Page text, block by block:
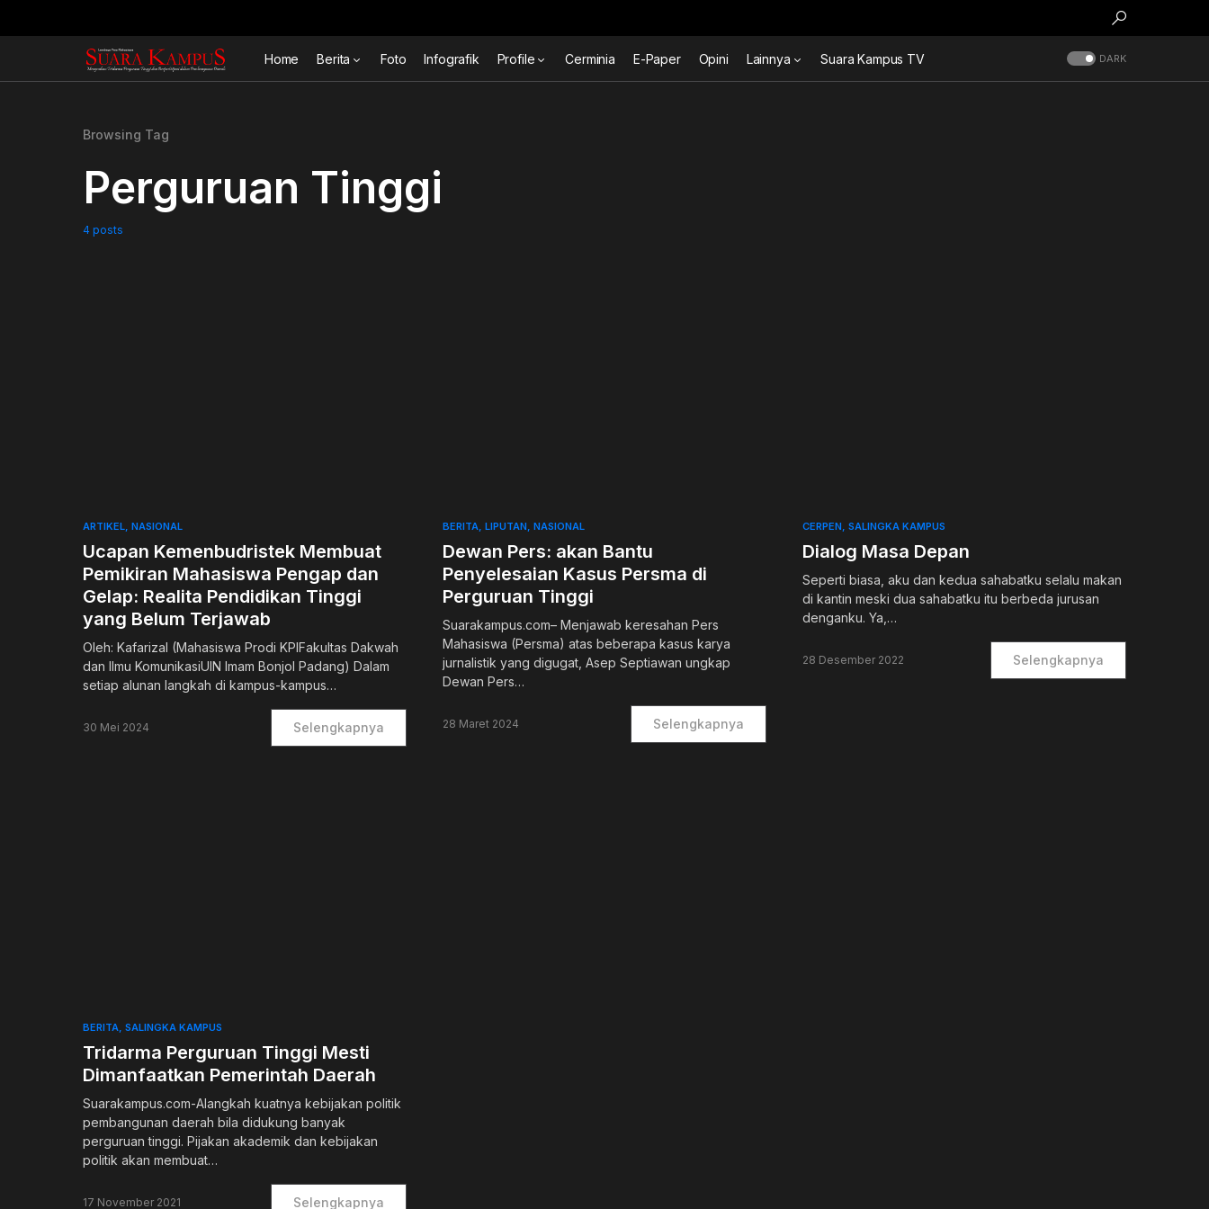
Home Berita Foto Infografik Profile Cerminia E-Paper Opini Lainnya Suara Kampus TV DARK
Browsing Tag
Perguruan Tinggi
4 posts
ARTIKEL NASIONAL
Ucapan Kemenbudristek Membuat
Pemikiran Mahasiswa Pengap dan
Gelap: Realita Pendidikan Tinggi
yang Belum Terjawab
Oleh: Kafarizal (Mahasiswa Prodi KPIFakultas Dakwah
dan Ilmu KomunikasiUIN Imam Bonjol Padang) Dalam
setiap alunan langkah di kampus-kampus…
30 Mei 2024 Selengkapnya
BERITA LIPUTAN NASIONAL
Dewan Pers: akan Bantu
Penyelesaian Kasus Persma di
Perguruan Tinggi
Suarakampus.com– Menjawab keresahan Pers
Mahasiswa (Persma) atas beberapa kasus karya
jurnalistik yang digugat, Asep Septiawan ungkap
Dewan Pers…
28 Maret 2024 Selengkapnya
CERPEN SALINGKA KAMPUS
Dialog Masa Depan
Seperti biasa, aku dan kedua sahabatku selalu makan
di kantin meski dua sahabatku itu berbeda jurusan
denganku. Ya,…
28 Desember 2022 Selengkapnya
BERITA SALINGKA KAMPUS
Tridarma Perguruan Tinggi Mesti
Dimanfaatkan Pemerintah Daerah
Suarakampus.com-Alangkah kuatnya kebijakan politik
pembangunan daerah bila didukung banyak
perguruan tinggi. Pijakan akademik dan kebijakan
politik akan membuat…
17 November 2021 Selengkapnya